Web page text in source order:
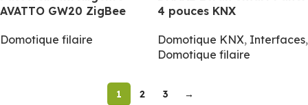
AVATTO GW20 ZigBee
Domotique filaire
4 pouces KNX
Domotique KNX, Interfaces,
Domotique filaire
1 2 3 →